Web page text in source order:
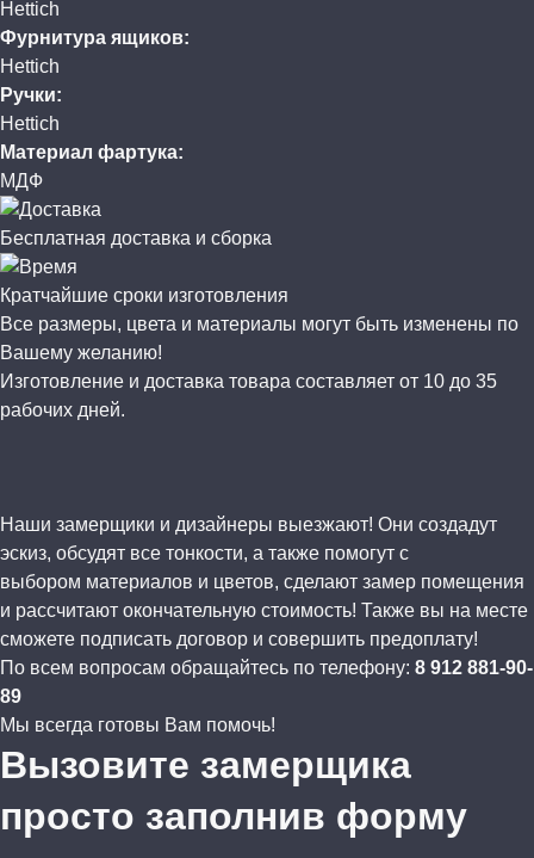
Hettich
Фурнитура ящиков:
Hettich
Ручки:
Hettich
Материал фартука:
МДФ
Бесплатная доставка и сборка
Кратчайшие сроки изготовления
Все размеры, цвета и материалы могут быть изменены по
Вашему желанию!
Изготовление и доставка товара составляет от 10 до 35
рабочих дней.
Наши замерщики и дизайнеры выезжают! Они создадут
эскиз, обсудят все тонкости, а также помогут с
выбором материалов и цветов, сделают замер помещения
и рассчитают окончательную стоимость! Также вы на месте
сможете подписать договор и совершить предоплату!
По всем вопросам обращайтесь по телефону: 8 912 881-90-
89
Мы всегда готовы Вам помочь!
Вызовите замерщика
просто заполнив форму